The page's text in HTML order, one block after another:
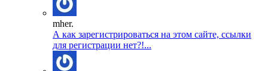
mher.
А как зарегистрироваться на этом сайте, ссылки
для регистрации нет?!...